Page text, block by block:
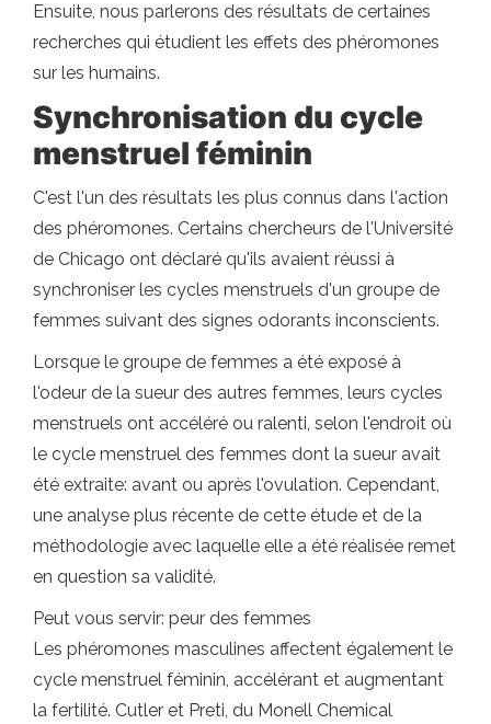
Ensuite, nous parlerons des résultats de certaines
recherches qui étudient les effets des phéromones
sur les humains.
Synchronisation du cycle
menstruel féminin
C'est l'un des résultats les plus connus dans l'action
des phéromones. Certains chercheurs de l'Université
de Chicago ont déclaré qu'ils avaient réussi à
synchroniser les cycles menstruels d'un groupe de
femmes suivant des signes odorants inconscients.
Lorsque le groupe de femmes a été exposé à
l'odeur de la sueur des autres femmes, leurs cycles
menstruels ont accéléré ou ralenti, selon l'endroit où
le cycle menstruel des femmes dont la sueur avait
été extraite: avant ou après l'ovulation. Cependant,
une analyse plus récente de cette étude et de la
méthodologie avec laquelle elle a été réalisée remet
en question sa validité.
Peut vous servir: peur des femmes
Les phéromones masculines affectent également le
cycle menstruel féminin, accélérant et augmentant
la fertilité. Cutler et Preti, du Monell Chemical